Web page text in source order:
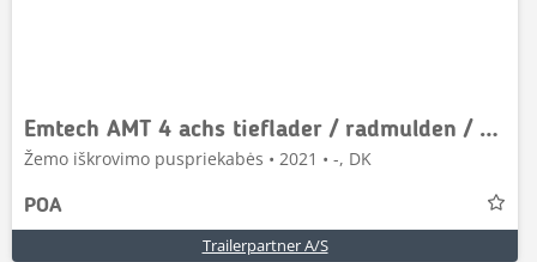
Emtech AMT 4 achs tieflader / radmulden / zwangslenkung
Žemo iškrovimo puspriekabės • 2021 • -, DK
POA
Trailerpartner A/S